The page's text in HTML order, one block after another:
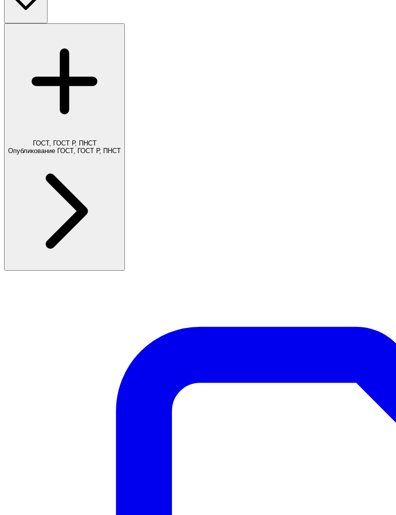
ГОСТ, ГОСТ Р, ПНСТ
Опубликование ГОСТ, ГОСТ Р, ПНСТ